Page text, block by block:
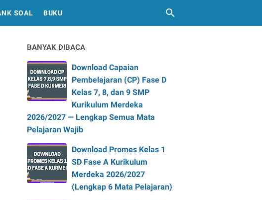
SOAL BUKU
BANYAK DIBACA
Download Capaian
Pembelajaran (CP) Fase D
Kelas 7, 8, dan 9 SMP
Kurikulum Merdeka
2026/2027 — Lengkap Semua Mata
Pelajaran Wajib
Download Promes Kelas 1
SD Fase A Kurikulum
Merdeka 2026/2027
(Lengkap 6 Mata Pelajaran)